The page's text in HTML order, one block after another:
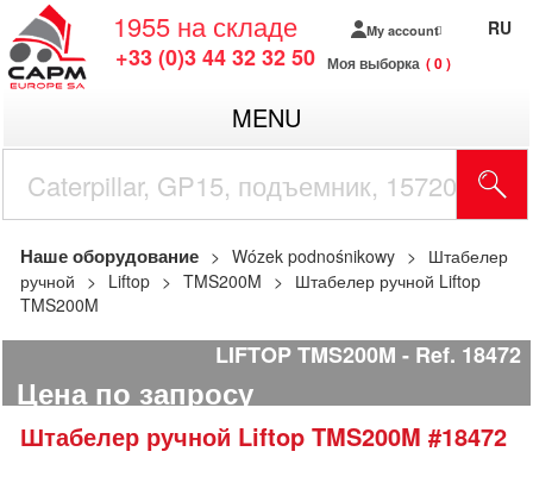
1955 на складе
+33 (0)3 44 32 32 50
My account
Моя выборка 0
RU
MENU
Наше оборудование Wózek podnośnikowy
Штабелер
ручной
Liftop TMS200M
Штабелер ручной Liftop
TMS200M
LIFTOP TMS200M Ref. 18472
Цена по запросу
Штабелер ручной Liftop TMS200M #18472